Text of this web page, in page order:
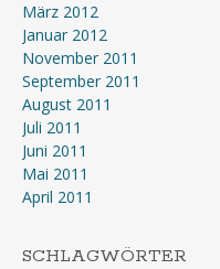
März 2012
Januar 2012
November 2011
September 2011
August 2011
Juli 2011
Juni 2011
Mai 2011
April 2011
SCHLAGWÖRTER